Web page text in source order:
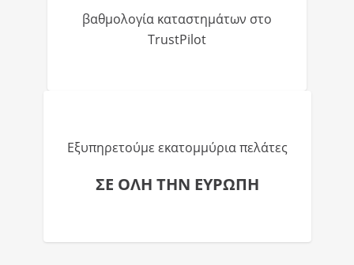
βαθμολογία καταστημάτων στο
TrustPilot
Εξυπηρετούμε εκατομμύρια πελάτες
ΣΕ ΟΛΗ ΤΗΝ ΕΥΡΩΠΗ